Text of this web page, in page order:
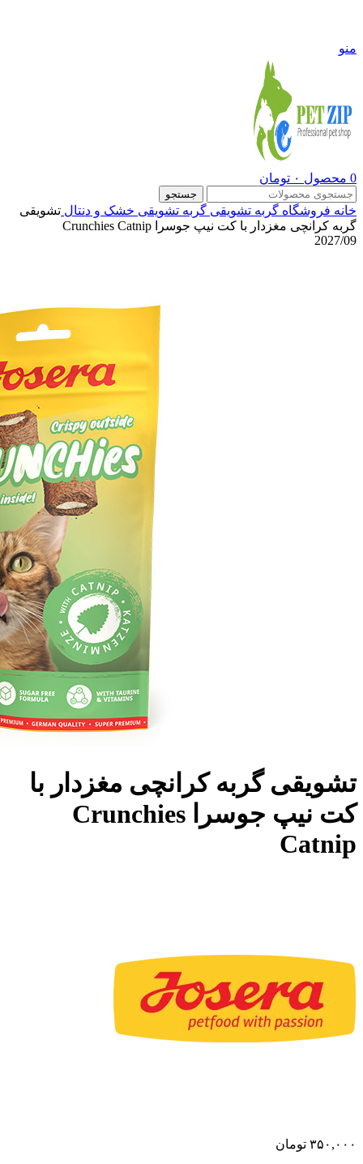
منو
0 محصول ۰ تومان
جستجو
خانه فروشگاه گربه تشویقی گربه تشویقی خشک و دنتال تشویقی
گربه کرانچی مغزدار با کت نیپ جوسرا Crunchies Catnip
2027/09
تشویقی گربه کرانچی مغزدار با
کت نیپ جوسرا Crunchies
Catnip
۳۵۰,۰۰۰ تومان